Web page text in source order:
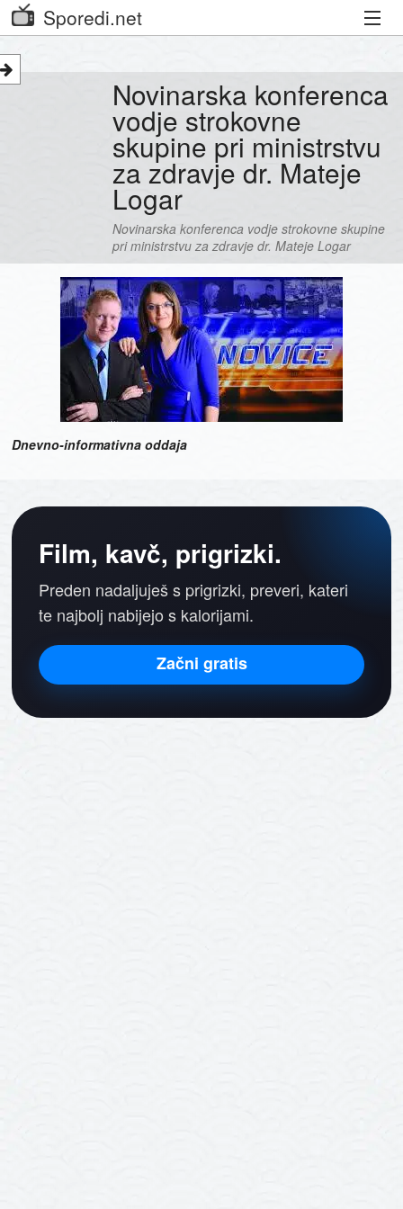
Sporedi.net
Priljubljeni kanali
Seznam kanalov
Seznam Oddaj
Novinarska konferenca
vodje strokovne
skupine pri ministrstvu
za zdravje dr. Mateje
Logar
Novinarska konferenca vodje strokovne skupine
pri ministrstvu za zdravje dr. Mateje Logar
Dnevno-informativna oddaja
Film, kavč, prigrizki.
Preden nadaljuješ s prigrizki, preveri, kateri
te najbolj nabijejo s kalorijami.
Začni gratis